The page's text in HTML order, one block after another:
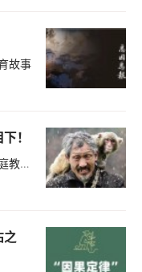
故事
！
教
之